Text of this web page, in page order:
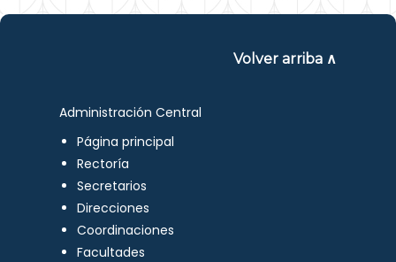
Volver arriba ∧
Administración Central
Página principal
Rectoría
Secretarios
Direcciones
Coordinaciones
Facultades